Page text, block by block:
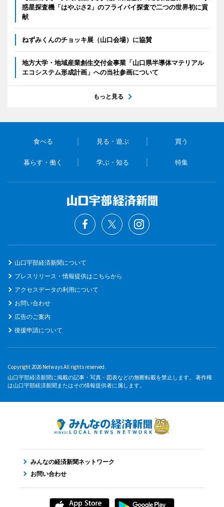
惑星探査機「はやぶさ2」のフライバイ探査で二つの世界初に貢
献
ねずみくんのチョッキ展（山口会場）に協賛
地方大学・地域産業創生交付金事業「山口県半導体マテリアル
エコシステム形成計画」への当社参画について
もっと見る
食べる 見る・遊ぶ 買う
暮らす・働く 学ぶ・知る 特集
山口宇部経済新聞について
プレスリリース・情報提供はこちらから
アクセスデータの利用について
お問い合わせ
広告のご案内
後援申請について
Copyright 2026 Netways All rights reserved.
山口宇部経済新聞に掲載の記事・写真・図表などの無断転載を禁止します。 著作権
は山口宇部経済新聞またはその情報提供者に属します。
みんなの経済新聞ネットワーク
お問い合わせ